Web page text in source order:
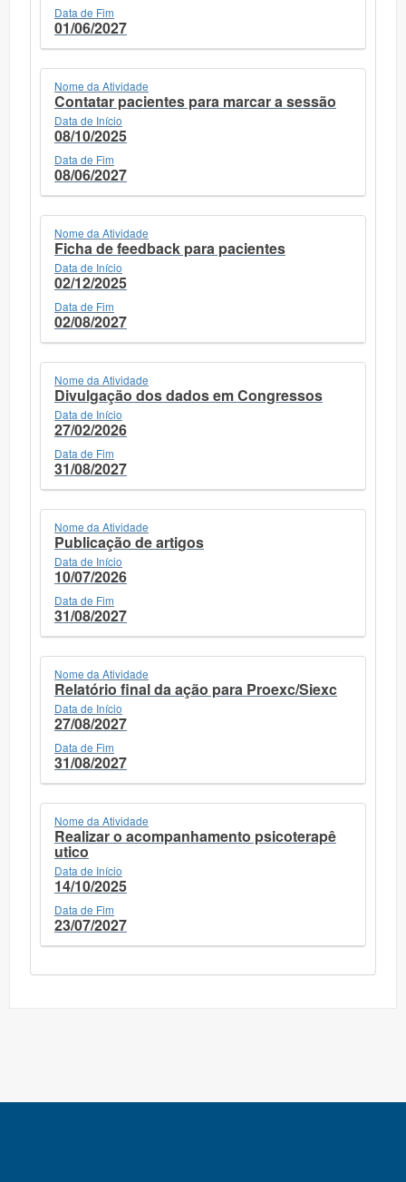
Data de Fim
01/06/2027
Nome da Atividade
Contatar pacientes para marcar a sessão
Data de Início
08/10/2025
Data de Fim
08/06/2027
Nome da Atividade
Ficha de feedback para pacientes
Data de Início
02/12/2025
Data de Fim
02/08/2027
Nome da Atividade
Divulgação dos dados em Congressos
Data de Início
27/02/2026
Data de Fim
31/08/2027
Nome da Atividade
Publicação de artigos
Data de Início
10/07/2026
Data de Fim
31/08/2027
Nome da Atividade
Relatório final da ação para Proexc/Siexc
Data de Início
27/08/2027
Data de Fim
31/08/2027
Nome da Atividade
Realizar o acompanhamento psicoterapê
utico
Data de Início
14/10/2025
Data de Fim
23/07/2027